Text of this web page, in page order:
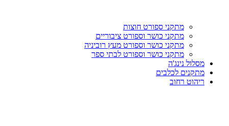
מתקני ספורט חוצות
מתקני כושר וספורט ציבוריים
מתקני כושר וספורט מעץ רוביניה
מתקני כושר וספורט לבתי ספר
מסלול נינג'ה
מתקנים לכלבים
ריהוט רחוב